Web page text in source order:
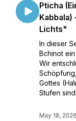
Pticha
Kabbala)
Lichts"
In dieser
Bchinot
Wir
Gottes
Stufen
May 18, 2026